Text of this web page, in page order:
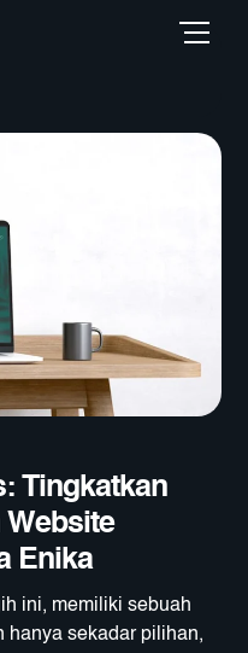
Tingkatkan
Website
Enika
ini, memiliki sebuah
hanya sekadar pilihan,